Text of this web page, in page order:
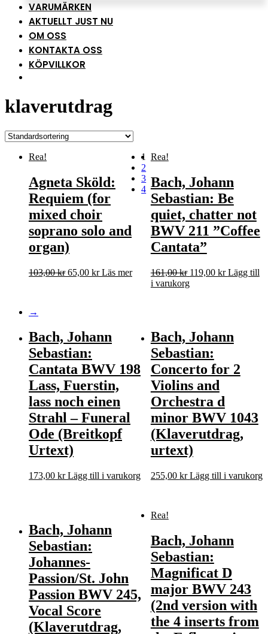
VARUMÄRKEN
AKTUELLT JUST NU
OM OSS
KONTAKTA OSS
KÖPVILLKOR
klaverutdrag
Rea!
Agneta Sköld:
Requiem (for
mixed choir
soprano solo and
organ)
103,00kr Det
65,00 krDet
Läs mer
Rea!
Bach, Johann
Sebastian: Be
quiet, chatter not
BWV 211 ”Coffee
Cantata”
161,00kr Det
ursprungliga
119,00 krDet
Lägg till
i varukorg
Bach, Johann
Sebastian:
Cantata BWV 198
Lass, Fuerstin,
lass noch einen
Strahl – Funeral
Ode (Breitkopf
Urtext)
173,00 kr Lägg till i varukorg
Bach, Johann
Sebastian:
Concerto for 2
Violins and
Orchestra d
minor BWV 1043
(Klaverutdrag,
urtext)
255,00 kr Lägg till i varukorg
Bach, Johann
Sebastian:
Johannes-
Passion/St. John
Passion BWV 245,
Vocal Score
(Klaverutdrag,
Rea!
Bach, Johann
Sebastian:
Magnificat D
major BWV 243
(2nd version with
the 4 inserts from
1
2
3
4
→